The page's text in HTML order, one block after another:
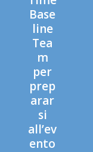
Base
line
Tea
m
per
prep
arar
si
all’ev
ento